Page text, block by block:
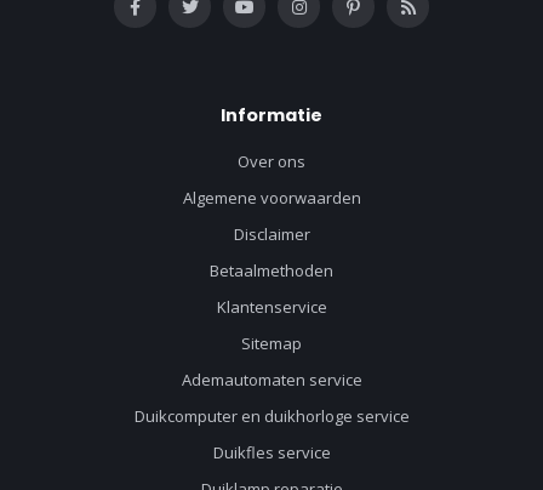
Informatie
Over ons
Algemene voorwaarden
Disclaimer
Betaalmethoden
Klantenservice
Sitemap
Ademautomaten service
Duikcomputer en duikhorloge service
Duikfles service